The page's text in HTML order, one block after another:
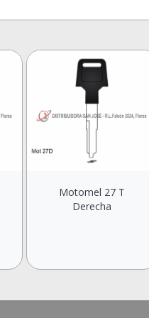
Motomel 27 T
Derecha